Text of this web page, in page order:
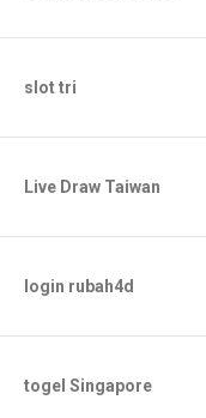
slot tri
Live Draw Taiwan
login rubah4d
togel Singapore